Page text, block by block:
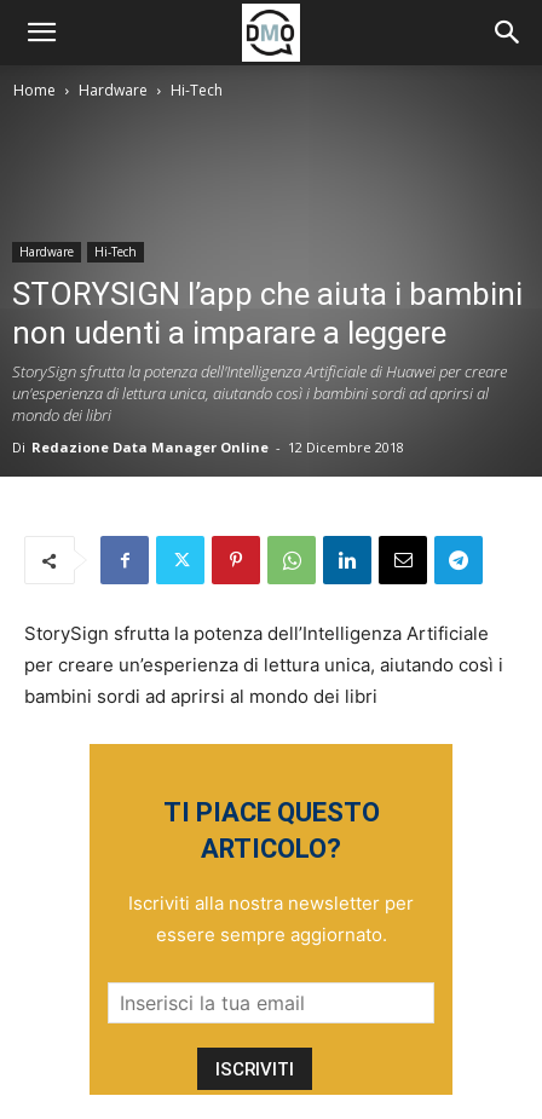
Home Hardware Hi-Tech
Hardware Hi-Tech
STORYSIGN l’app che aiuta i bambini
non udenti a imparare a leggere
StorySign sfrutta la potenza dell'Intelligenza Artificiale di Huawei per creare
un'esperienza di lettura unica, aiutando così i bambini sordi ad aprirsi al
mondo dei libri
Di Redazione Data Manager Online - 12 Dicembre 2018
StorySign sfrutta la potenza dell’Intelligenza Artificiale
per creare un’esperienza di lettura unica, aiutando così i
bambini sordi ad aprirsi al mondo dei libri
TI PIACE QUESTO
ARTICOLO?
Iscriviti alla nostra newsletter per
essere sempre aggiornato.